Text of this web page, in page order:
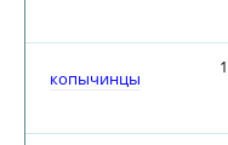
копычинцы